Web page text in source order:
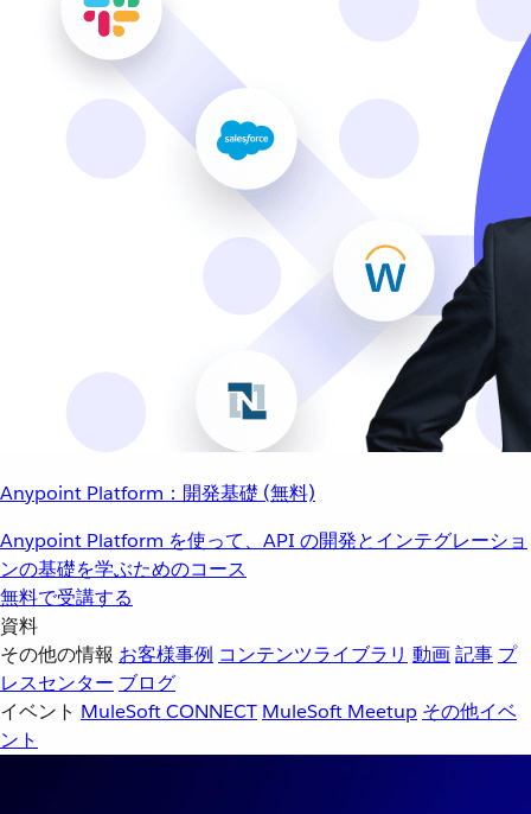
Anypoint Platform：開発基礎 (無料)
Anypoint Platform を使って、API の開発とインテグレーショ
ンの基礎を学ぶためのコース
無料で受講する
資料
その他の情報 お客様事例 コンテンツライブラリ 動画記事 プ
レスセンター ブログ
イベント MuleSoft CONNECT MuleSoft Meetup その他イベ
ント